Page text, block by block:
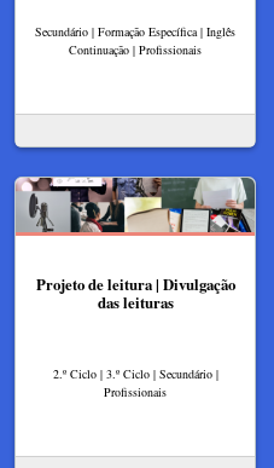
Secundário | Formação Específica | Inglês
Continuação | Profissionais
Projeto de leitura | Divulgação
das leituras
2.º Ciclo | 3.º Ciclo | Secundário |
Profissionais